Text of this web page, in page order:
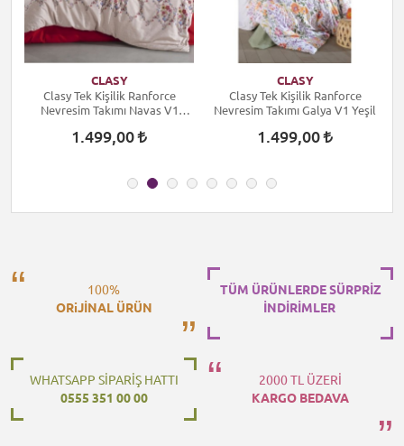
CLASY
Clasy Tek Kişilik Ranforce
Nevresim Takımı Navas V1
1.499,00
CLASY
Clasy Tek Kişilik Ranforce
Nevresim Takımı Galya V1 Yeşil
1.499,00
100%
ORiJİNAL ÜRÜN
TÜM ÜRÜNLERDE SÜRPRİZ
İNDİRİMLER
WHATSAPP SİPARİŞ HATTI
0555 351 00 00
2000 TL ÜZERİ
KARGO BEDAVA